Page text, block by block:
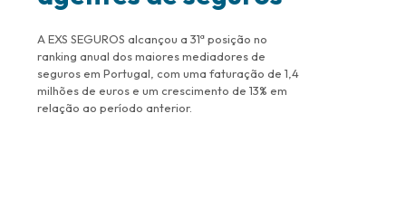
A EXS SEGUROS alcançou a 31ª posição no
ranking anual dos maiores mediadores de
seguros em Portugal, com uma faturação de 1,4
milhões de euros e um crescimento de 13% em
relação ao período anterior.